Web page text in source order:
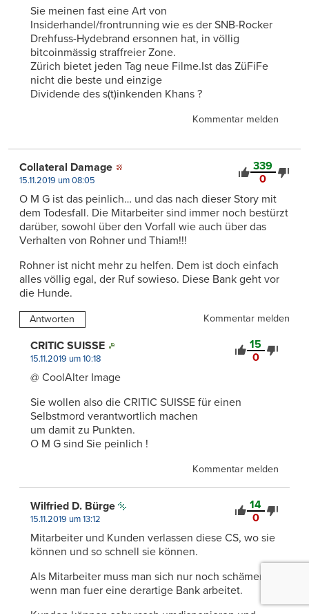
Sie meinen fast eine Art von
Insiderhandel/frontrunning wie es der SNB-Rocker
Drehfuss-Hydebrand ersonnen hat, in völlig
bitcoinmässig straffreier Zone.
Zürich bietet jeden Tag neue Filme.Ist das ZüFiFe
nicht die beste und einzige
Dividende des s(t)inkenden Khans ?
Kommentar melden
339
0
Collateral Damage
15.11.2019 um 08:05
O M G ist das peinlich… und das nach dieser Story mit
dem Todesfall. Die Mitarbeiter sind immer noch bestürzt
darüber, sowohl über den Vorfall wie auch über das
Verhalten von Rohner und Thiam!!!
Rohner ist nicht mehr zu helfen. Dem ist doch einfach
alles völlig egal, der Ruf sowieso. Diese Bank geht vor
die Hunde.
Antworten Kommentar melden
15
0
CRITIC SUISSE
15.11.2019 um 10:18
@ CoolAlter Image
Sie wollen also die CRITIC SUISSE für einen
Selbstmord verantwortlich machen
um damit zu Punkten.
O M G sind Sie peinlich !
Kommentar melden
14
0
Wilfried D. Bürge
15.11.2019 um 13:12
Mitarbeiter und Kunden verlassen diese CS, wo sie
können und so schnell sie können.
Als Mitarbeiter muss man sich nur noch schämen,
wenn man fuer eine derartige Bank arbeitet.